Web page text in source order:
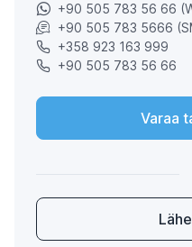
+90 505 783 56 66
+90 505 783 5666
+358 923 163 999
+90 505 783 56 66
Varaa